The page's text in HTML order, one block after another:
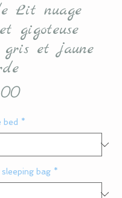
Lit nuage
gigoteuse
gris et jaune
Price
bed *
bag *